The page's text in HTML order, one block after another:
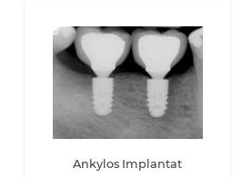
Ankylos Implantat